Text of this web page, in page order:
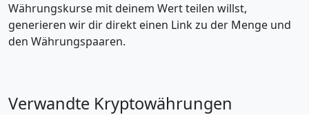
Währungskurse mit deinem Wert teilen willst,
generieren wir dir direkt einen Link zu der Menge und
den Währungspaaren.
Verwandte Kryptowährungen